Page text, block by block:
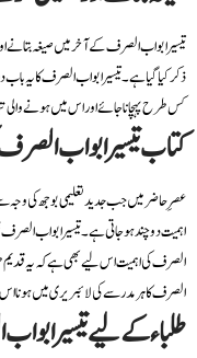
تیسیر ابواب الصرف کے آخر میں صیغہ بتانے
ذکر کیا گیا ہے۔ تیسیر ابواب الصرف کا یہ
کس طرح پہچانا جائے اور اس میں ہونے والی
کتاب تیسیر ابواب
عصرِ حاضر میں جب جدید تعلیمی بوجھ کی وجہ
اہمیت دوچند ہو جاتی ہے۔ تیسیر ابواب
الصرف کی اہمیت اس لیے بھی ہے کہ یہ قدیم
الصرف کا ہر مدرسے کی لائبریری میں ہونا
طلباء کے لیے تیسیر